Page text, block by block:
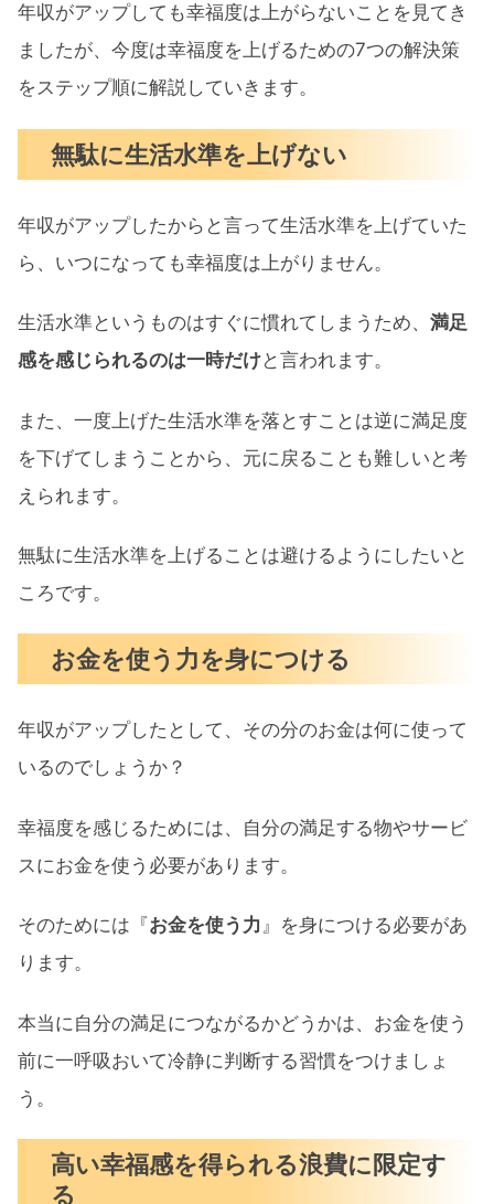
年収がアップしても幸福度は上がらないことを見てき
ましたが、今度は幸福度を上げるための7つの解決策
をステップ順に解説していきます。
無駄に生活水準を上げない
年収がアップしたからと言って生活水準を上げていた
ら、いつになっても幸福度は上がりません。
生活水準というものはすぐに慣れてしまうため、 満足
感を感じられるのは一時だけと言われます。
また、一度上げた生活水準を落とすことは逆に満足度
を下げてしまうことから、元に戻ることも難しいと考
えられます。
無駄に生活水準を上げることは避けるようにしたいと
ころです。
お金を使う力を身につける
年収がアップしたとして、その分のお金は何に使って
いるのでしょうか？
幸福度を感じるためには、自分の満足する物やサービ
スにお金を使う必要があります。
そのためには『お金を使う力 』を身につける必要があ
ります。
本当に自分の満足につながるかどうかは、お金を使う
前に一呼吸おいて冷静に判断する習慣をつけましょ
う。
高い幸福感を得られる浪費に限定す
る